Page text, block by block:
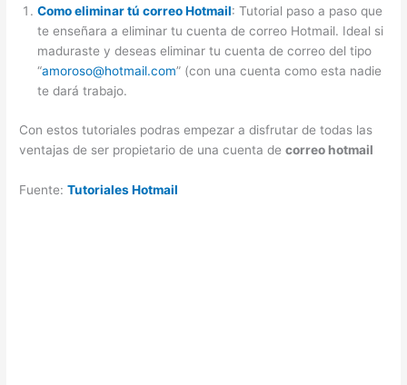
Como eliminar tú correo Hotmail: Tutorial paso a paso que
te enseñara a eliminar tu cuenta de correo Hotmail. Ideal si
maduraste y deseas eliminar tu cuenta de correo del tipo
“amoroso@hotmail.com” (con una cuenta como esta nadie
te dará trabajo.
Con estos tutoriales podras empezar a disfrutar de todas las
ventajas de ser propietario de una cuenta decorreo hotmail
Fuente:Tutoriales Hotmail